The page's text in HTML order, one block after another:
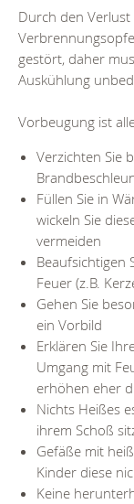
Durch den
gestört, daher
Auskühlung
Vorbeugung ist
Verzichten Sie
Füllen Sie in
wickeln Sie
vermeiden
Beaufsichtigen
Feuer (z.B.
Gehen Sie
ein Vorbild
Erklären Sie
Umgang mit
erhöhen eher
Nichts Heißes
ihrem Schoß
Gefäße mit
Kinder diese
Keine